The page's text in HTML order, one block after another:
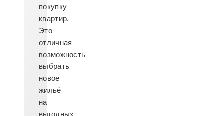
покупку
квартир.
Это
отличная
возможность
выбрать
новое
жильё
на
выгодных